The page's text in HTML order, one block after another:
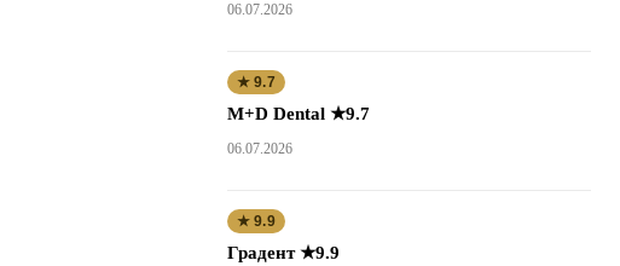
06.07.2026
★ 9.7
M+D Dental ★9.7
06.07.2026
★ 9.9
Градент ★9.9